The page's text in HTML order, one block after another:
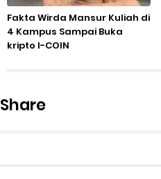
Fakta Wirda Mansur Kuliah di
4 Kampus Sampai Buka
kripto I-COIN
Share